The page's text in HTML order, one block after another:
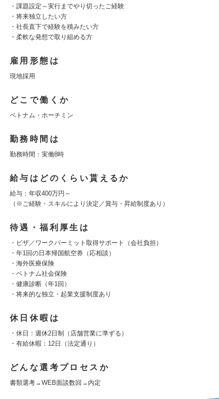
・課題設定～実行までやり切ったご経験
・将来独立したい方
・社長直下で経験を積みたい方
・柔軟な発想で取り組める方
雇用形態は
現地採用
どこで働くか
ベトナム・ホーチミン
勤務時間は
勤務時間：実働8時
給与はどのくらい貰えるか
給与：年収400万円～
（※ご経験・スキルにより決定／賞与・昇給制度あり）
待遇・福利厚生は
・ビザ／ワークパーミット取得サポート（会社負担）
・年1回の日本帰国航空券（応相談）
・海外医療保険
・ベトナム社会保険
・健康診断（年1回）
・将来的な独立・起業支援制度あり
休日休暇は
・休日：週休2日制（店舗営業に準ずる）
・有給休暇：12日（法定通り）
どんな選考プロセスか
書類選考→WEB面談数回→内定